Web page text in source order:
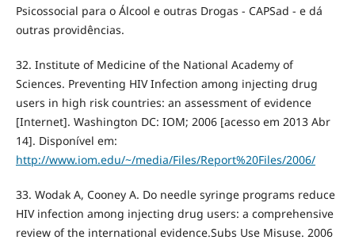
Psicossocial para o Álcool e outras Drogas - CAPSad - e dá
outras providências.
32. Institute of Medicine of the National Academy of
Sciences. Preventing HIV Infection among injecting drug
users in high risk countries: an assessment of evidence
[Internet]. Washington DC: IOM; 2006 [acesso em 2013 Abr
14]. Disponível em:
http://www.iom.edu/~/media/Files/Report%20Files/2006/
33. Wodak A, Cooney A. Do needle syringe programs reduce
HIV infection among injecting drug users: a comprehensive
review of the international evidence.Subs Use Misuse. 2006